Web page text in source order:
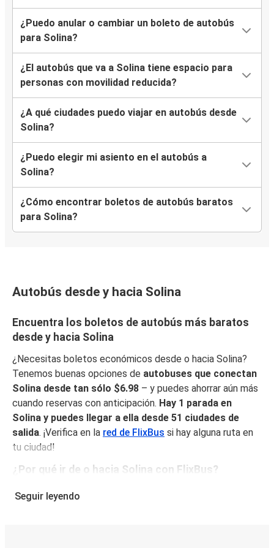
¿Puedo anular o cambiar un boleto de autobús
para Solina?
¿El autobús que va a Solina tiene espacio para
personas con movilidad reducida?
¿A qué ciudades puedo viajar en autobús desde
Solina?
¿Puedo elegir mi asiento en el autobús a
Solina?
¿Cómo encontrar boletos de autobús baratos
para Solina?
Autobús desde y hacia Solina
Encuentra los boletos de autobús más baratos
desde y hacia Solina
¿Necesitas boletos económicos desde o hacia Solina?
Tenemos buenas opciones de autobuses que conectan
Solina desde tan sólo $6.98 – y puedes ahorrar aún más
cuando reservas con anticipación. Hay 1 parada en
Solina y puedes llegar a ella desde 51 ciudades de
salida. ¡Verifica en la red de FlixBus si hay alguna ruta en
tu ciudad!
¿Por qué ir de o hacia Solina con FlixBus?
FlixBus combina precios bajos con comodidad para
Seguir leyendo